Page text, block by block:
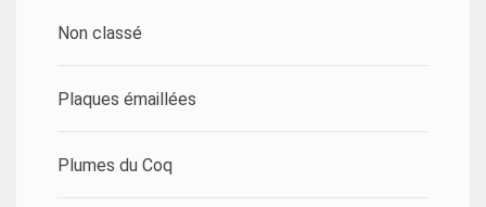
Non classé
Plaques émaillées
Plumes du Coq